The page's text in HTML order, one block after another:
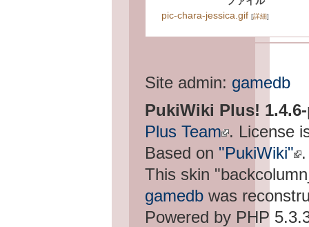
pic-chara-jessica.gif [詳細]
Site admin: gamedb
PukiWiki Plus!
Plus Team . License
Based on "PukiWiki" .
This skin
gamedb was
Powered by PHP